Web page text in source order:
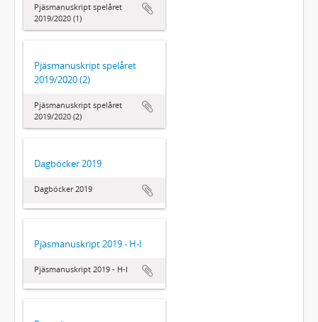
Pjäsmanuskript spelåret
2019/2020 (1)
Pjäsmanuskript spelåret
2019/2020 (2)
Pjäsmanuskript spelåret
2019/2020 (2)
Dagböcker 2019
Dagböcker 2019
Pjäsmanuskript 2019 - H-I
Pjäsmanuskript 2019 - H-I